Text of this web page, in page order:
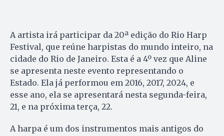
A artista irá participar da 20ª edição do Rio Harp
Festival, que reúne harpistas do mundo inteiro, na
cidade do Rio de Janeiro. Esta é a 4º vez que Aline
se apresenta neste evento representando o
Estado. Ela já performou em 2016, 2017, 2024, e
esse ano, ela se apresentará nesta segunda-feira,
21, e na próxima terça, 22.
A harpa é um dos instrumentos mais antigos do